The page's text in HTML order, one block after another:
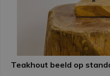
Teakhout beeld op